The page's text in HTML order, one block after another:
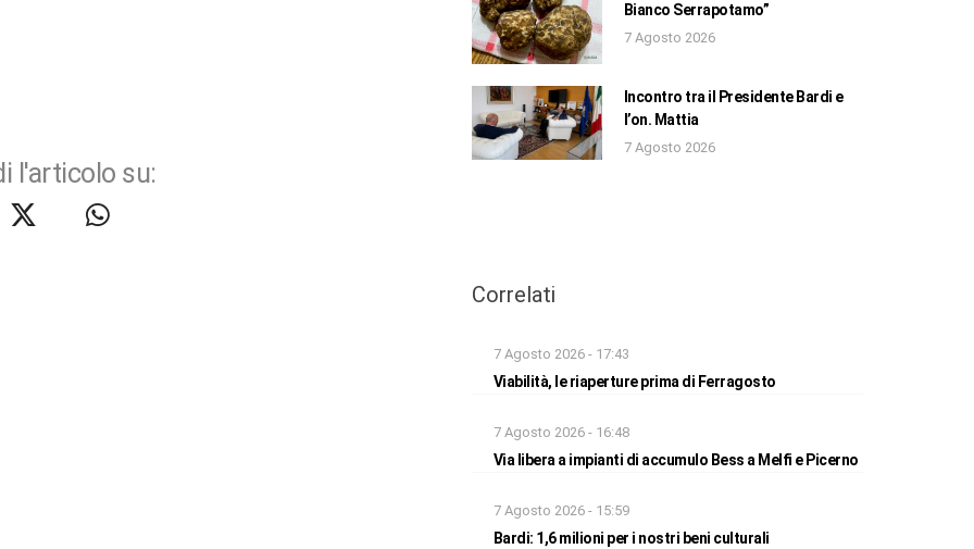
l'articolo su:
Bianco Serrapotamo”
7 Agosto 2026
Incontro tra il Presidente Bardi e
l’on. Mattia
7 Agosto 2026
Correlati
7 Agosto 2026 - 17:43
Viabilità, le riaperture prima di Ferragosto
7 Agosto 2026 - 16:48
Via libera a impianti di accumulo Bess a Melfi e Picerno
7 Agosto 2026 - 15:59
Bardi: 1,6 milioni per i nostri beni culturali